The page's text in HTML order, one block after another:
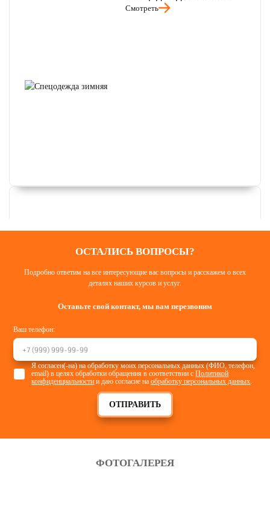
Смотреть
ДЕМИСЕЗОННАЯ
Смотреть
ОСТАЛИСЬ ВОПРОСЫ?
Подробно ответим на все интересующие вас вопросы и расскажем о всех
деталях наших курсов и услуг.
Оставьте свой контакт, мы вам перезвоним
Ваш телефон:
ОТПРАВИТЬ
Я согласен(-на) на обработку моих персональных данных (ФИО, телефон,
email) в целях обработки обращения в соответствии сПолитикой
конфиденциальности и даю согласие наобработку персональных данных.
ФОТОГАЛЕРЕЯ